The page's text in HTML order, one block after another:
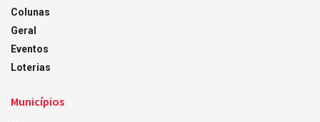
Colunas
Geral
Eventos
Loterias
Municípios